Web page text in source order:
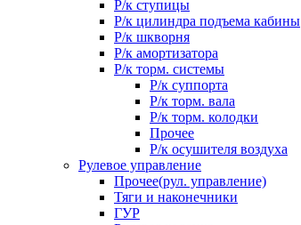
Р/к ступицы
Р/к цилиндра подъема кабины
Р/к шкворня
Р/к амортизатора
Р/к торм. системы
Р/к суппорта
Р/к торм. вала
Р/к торм. колодки
Прочее
Р/к осушителя воздуха
Рулевое управление
Прочее(рул. управление)
Тяги и наконечники
ГУР